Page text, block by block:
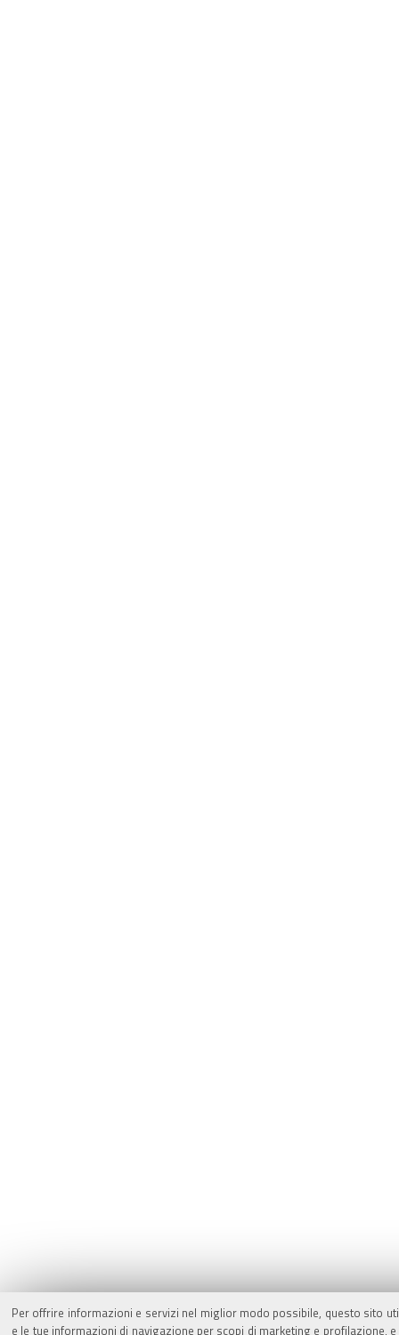
Per offrire informazioni e servizi nel miglior modo possibile, questo sito
e le tue informazioni di navigazione per scopi di marketing e